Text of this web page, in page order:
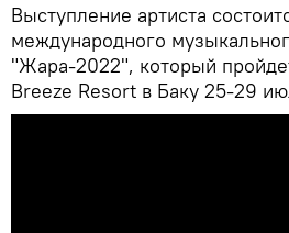
Выступление артиста
международного
"Жара-2022", который
Breeze Resort в Баку 25-29